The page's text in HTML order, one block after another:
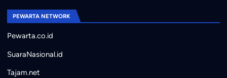
PEWARTA NETWORK
Pewarta.co.id
SuaraNasional.id
Tajam.net